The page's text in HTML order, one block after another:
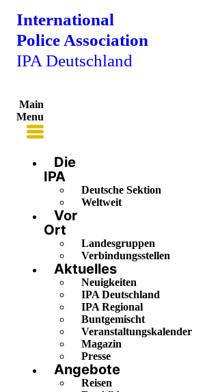
International
Police Association
IPA Deutschland
Main
Menu
Die
IPA
Deutsche Sektion
Weltweit
Vor
Ort
Landesgruppen
Verbindungsstellen
Aktuelles
Neuigkeiten
IPA Deutschland
IPA Regional
Buntgemischt
Veranstaltungskalender
Magazin
Presse
Angebote
Reisen